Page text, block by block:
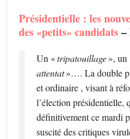
Présidentielle : les
des «petits» candidats–
Un «tripatouillage»,
attentat»…. La double
et ordinaire , visant à
l’élection présidentielle,
définitivement ce mardi
suscité des critiques